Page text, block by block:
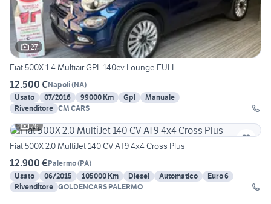
27
Fiat 500X 1.4 Multiair GPL 140cv Lounge FULL
12.500 €Napoli(NA)
Usato
07/2016 99000 Km Gpl
Manuale
Rivenditore CM CARS
26
Fiat 500X 2.0 MultiJet 140 CV AT9 4x4 Cross Plus
12.900 €Palermo(PA)
Usato
06/2015 105000 Km Diesel Automatico
Euro 6
Rivenditore GOLDENCARS PALERMO